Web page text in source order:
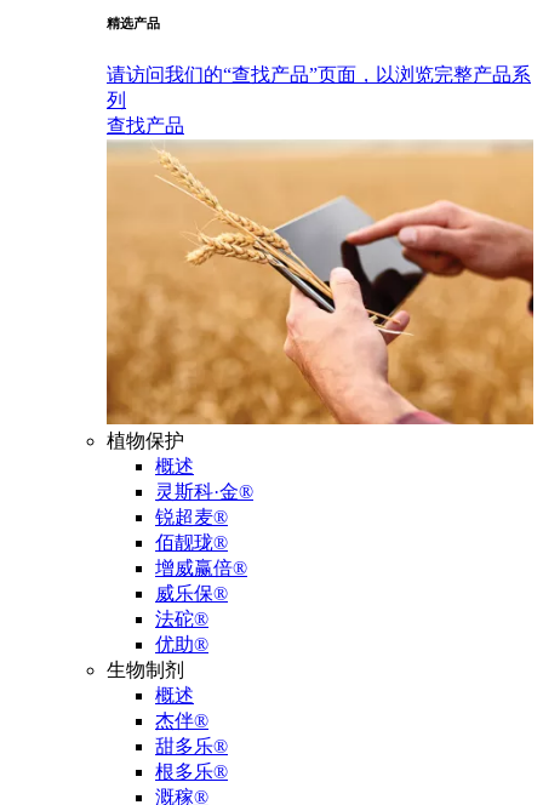
精选产品
请访问我们的“查找产品”页面，以浏览完整产品系
列
查找产品
植物保护
概述
灵斯科·金®
锐超麦®
佰靓珑®
增威赢倍®
威乐保®
法砣®
优助®
生物制剂
概述
杰伴®
甜多乐®
根多乐®
溉稼®